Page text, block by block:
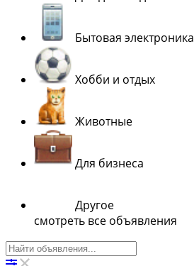
Бытовая электроника
Хобби и отдых
Животные
Для бизнеса
Другое
смотреть все объявления